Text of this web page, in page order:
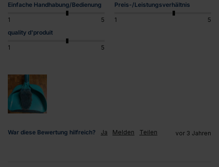
Einfache Handhabung/Bedienung
1 5
Preis-/Leistungsverhältnis
1
5
quality d'produit
1 5
War diese Bewertung hilfreich? Ja Melden Teilen vor 3 Jahren